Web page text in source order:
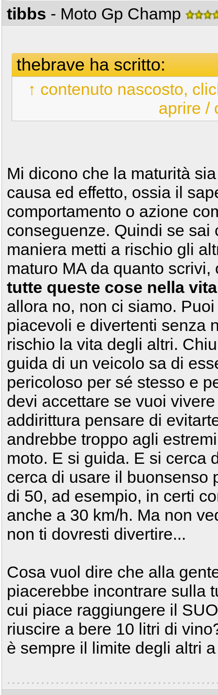
tibbs - Moto Gp Champ
thebrave ha scritto:
↑ contenuto nascosto,
aprire /
Mi dicono che la maturità
causa ed effetto, ossia il
comportamento o azione
conseguenze. Quindi se
maniera metti a rischio gli
maturo MA da quanto
tutte queste cose nella
allora no, non ci siamo.
piacevoli e divertenti senza
rischio la vita degli altri.
guida di un veicolo sa di
pericoloso per sé stesso e
devi accettare se vuoi
addirittura pensare di
andrebbe troppo agli
moto. E si guida. E si cerca
cerca di usare il buonsenso
di 50, ad esempio, in certi
anche a 30 km/h. Ma non
non ti dovresti divertire...
Cosa vuol dire che alla
piacerebbe incontrare sulla
cui piace raggiungere il
riuscire a bere 10 litri di
è sempre il limite degli altri